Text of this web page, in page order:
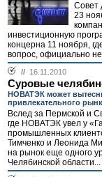
Совет
23
инвестиционную
концерна 11 ноября,
вопрос, официально
// 16.11.2010
Суровые
НОВАТЭК может
привлекательного
Вслед за Пермской и
где НОВАТЭК увел у
промышленных
Тимченко и Леонида
на рынок еще одного
Челябинской области...